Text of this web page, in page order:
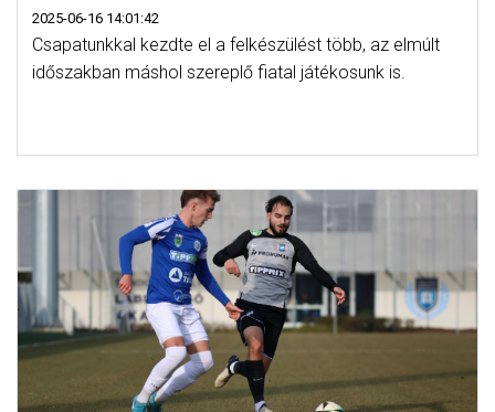
2025-06-16 14:01:42
Csapatunkkal kezdte el a felkészülést több, az elmúlt
időszakban máshol szereplő fiatal játékosunk is.